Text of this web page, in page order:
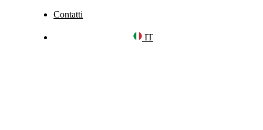
Contatti
IT